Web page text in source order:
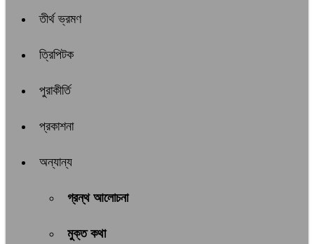
তীর্থ ভ্রমণ
ত্রিপিটক
পুরাকীর্তি
প্রকাশনা
অন্যান্য
গ্রন্থ আলোচনা
মুক্ত কথা